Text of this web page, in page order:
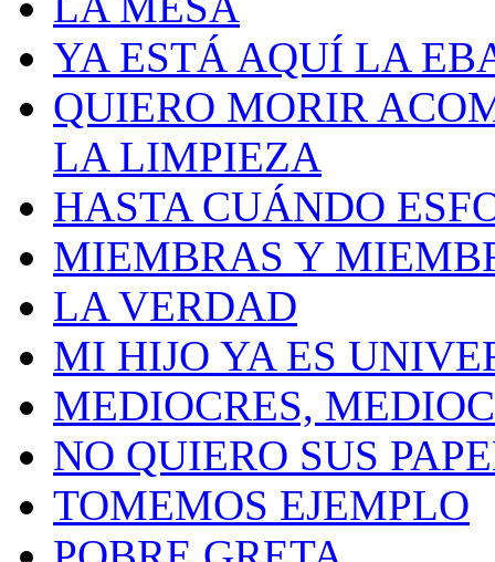
YA ESTÁ AQUÍ LA
QUIERO MORIR
LA LIMPIEZA
HASTA CUÁNDO
MIEMBRAS Y
LA VERDAD
MI HIJO YA ES
MEDIOCRES,
NO QUIERO SUS
TOMEMOS EJEMPLO